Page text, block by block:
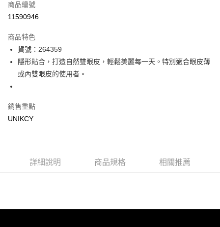
信用卡一次付款
LINE Pay
Apple Pay
悠遊付
Google Pay
7-11取貨付款［需3-5個工作天不含預購商品］
商品編號
11590946
商品特色
貨號：264359
隱形貼合，打造自然雙眼皮，輕鬆美麗每一天。特別適合眼皮薄
或內雙眼皮的使用者。
銷售重點
UNIKCY
詳細說明 商品規格 相關推薦